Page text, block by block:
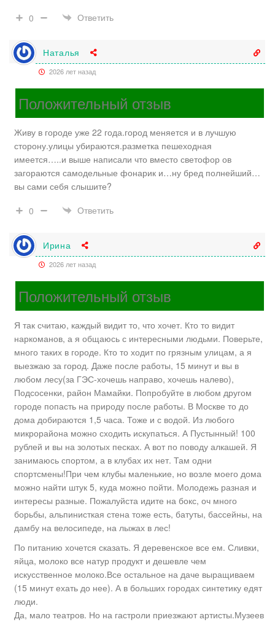
0
Ответить
Наталья
2026 лет назад
Положительный отзыв
Живу в городе уже 22 года.город меняется и в лучшую
сторону.улицы убираются.разметка пешеходная
имеется…..и выше написали что вместо светофор ов
загораются самодельные фонарик и…ну бред полнейший…
вы сами себя слышите?
0
Ответить
Ирина
2026 лет назад
Положительный отзыв
Я так считаю, каждый видит то, что хочет. Кто то видит
наркоманов, а я общаюсь с интересными людьми. Поверьте,
много таких в городе. Кто то ходит по грязным улицам, а я
выезжаю за город. Даже после работы, 15 минут и вы в
любом лесу(за ГЭС-хочешь направо, хочешь налево),
Подсосенки, район Мамайки. Попробуйте в любом другом
городе попасть на природу после работы. В Москве то до
дома добираются 1,5 часа. Тоже и с водой. Из любого
микрорайона можно сходить искупаться. А Пустынный! 100
рублей и вы на золотых песках. А вот по поводу алкашей. Я
занимаюсь спортом, а в клубах их нет. Там одни
спортсмены!При чем клубы маленькие, но возле моего дома
можно найти штук 5, куда можно пойти. Молодежь разная и
интересы разные. Пожалуйста идите на бокс, оч много
борьбы, альпинисткая стена тоже есть, батуты, бассейны, на
дамбу на велосипеде, на лыжах в лес!
По питанию хочется сказать. Я деревенское все ем. Сливки,
яйца, молоко все натур продукт и дешевле чем
искусственное молоко.Все остальное на даче выращиваем
(15 минут ехать до нее). А в больших городах синтетику едят
люди.
Да, мало театров. Но на гастроли приезжают артисты.Музеев